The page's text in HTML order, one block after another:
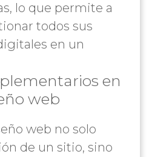
lo que permite a
todos sus
en un
en
web
web no solo
de un sitio, sino